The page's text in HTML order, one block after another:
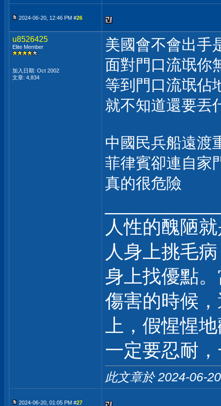
2024-06-20, 12:46 PM #26
u8526425
Elite Member
加入日期: Oct 2002
文章: 4,834
美國會不會出手
面對門口流氓你
等到門口流氓佔
就不知道還要丟
中國民兵船遠渡
菲律賓卻連自家
真的很危險
人性的醜陋
人身上挑毛
身上找優點
傷害的時候
上，假惺惺
一定要忍耐
此文章於 2024-06-
2024-06-20, 01:05 PM #27